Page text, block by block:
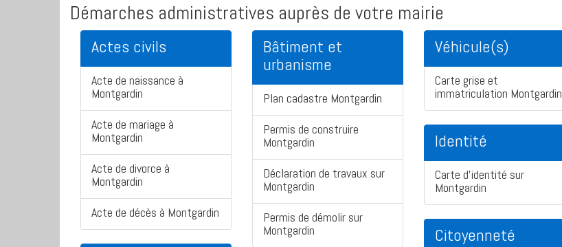
Démarches administratives auprès de votre mairie
Actes civils
Acte de naissance à
Montgardin
Acte de mariage à
Montgardin
Acte de divorce à
Montgardin
Acte de décès à Montgardin
Bâtiment et
urbanisme
Plan cadastre Montgardin
Permis de construire
Montgardin
Déclaration de travaux sur
Montgardin
Permis de démolir sur
Montgardin
Véhicule(s)
Carte grise et
immatriculation Montgardin
Identité
Carte d'identité sur
Montgardin
Citoyenneté